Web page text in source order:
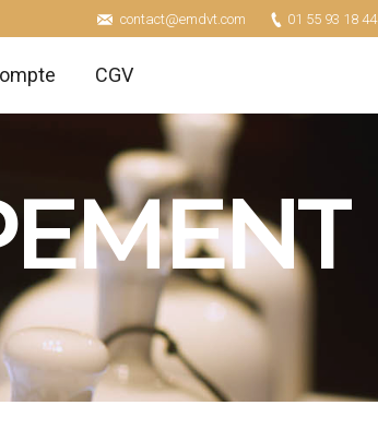
contact@emdvt.com 01 55 93 18 44
CGV
CGV